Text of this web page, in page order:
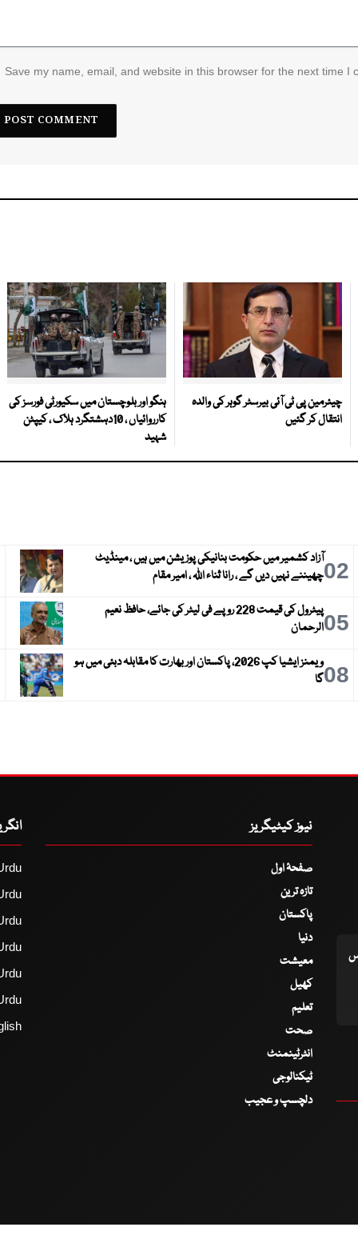
Save my name, email, and website in this browser for the next time I
چیئرمین پی ٹی آئی بیرسٹر گوہر کی والدہ
انتقال کر گئیں
ہنگو اور بلوچستان میں سکیورٹی فورسز کی
کارروائیاں ، 10دہشتگرد ہلاک ، کیپٹن
شہید
02آزاد کشمیر میں حکومت بنانیکی پوزیشن میں ہیں ، مینڈیٹ
چھیننے نہیں دیں گے ، رانا ثناء اللہ ، امیر مقام
05
پیٹرول کی قیمت 228 روپے فی لیٹر کی جائے، حافظ نعیم
الرحمان
08
ویمنز ایشیا کپ 2026، پاکستان اور بھارت کا مقابلہ دبئی میں ہو
گا
نیوز کیٹیگریز
صفحۂ اول
تازہ ترین
پاکستان
دنیا
معیشت
کھیل
تعلیم
صحت
انٹرٹینمنٹ
ٹیکنالوجی
دلچسپ و عجیب